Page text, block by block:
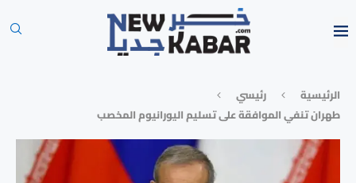
الرئيسية
رئيسي
طهران تنفي الموافقة على تسليم اليورانيوم المخصب